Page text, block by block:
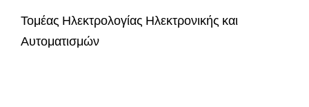
Τομέας Ηλεκτρολογίας Ηλεκτρονικής και
Αυτοματισμών